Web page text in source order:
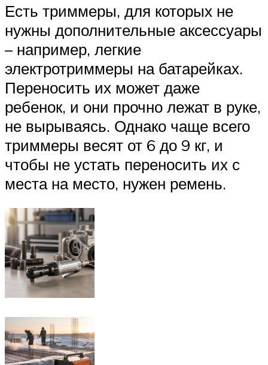
Есть триммеры, для которых не
нужны дополнительные аксессуары
– например, легкие
электротриммеры на батарейках.
Переносить их может даже
ребенок, и они прочно лежат в руке,
не вырываясь. Однако чаще всего
триммеры весят от 6 до 9 кг, и
чтобы не устать переносить их с
места на место, нужен ремень.